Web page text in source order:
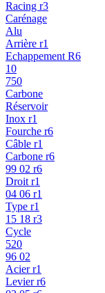
Racing r3
Carénage
Alu
Arrière r1
Echappement R6
10
750
Carbone
Réservoir
Inox r1
Fourche r6
Câble r1
Carbone r6
99 02 r6
Droit r1
04 06 r1
Type r1
15 18 r3
Cycle
520
96 02
Acier r1
Levier r6